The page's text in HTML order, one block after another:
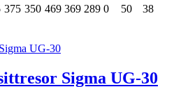
375 350 469 369 289 0 50
38
Sigma UG-30